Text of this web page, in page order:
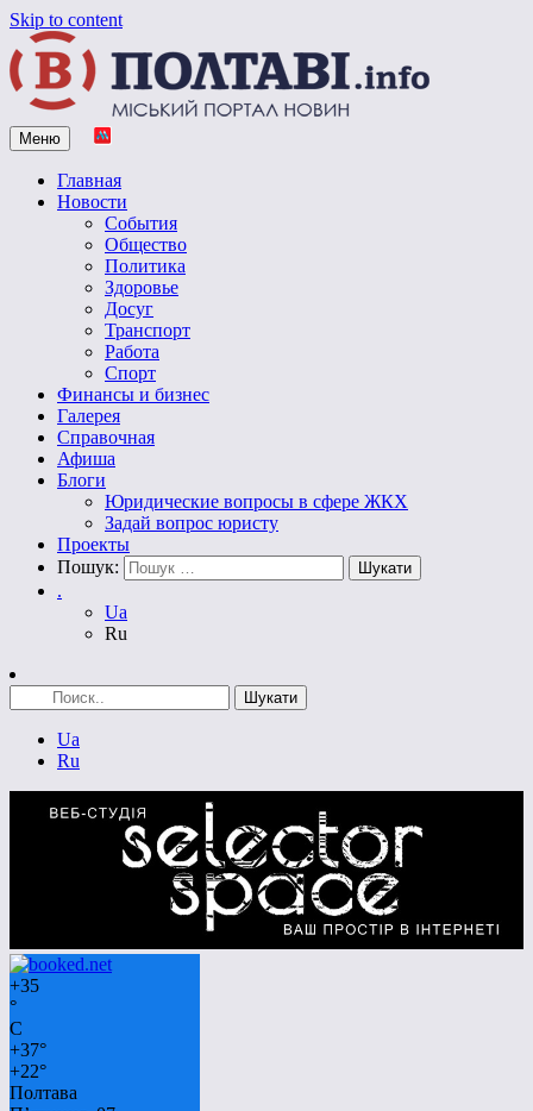
Skip to content
Vpoltave.info
Полтавский портал новостей
Меню
Главная
Новости
События
Общество
Политика
Здоровье
Досуг
Транспорт
Работа
Спорт
Финансы и бизнес
Галерея
Справочная
Афиша
Блоги
Юридические вопросы в сфере ЖКХ
Задай вопрос юристу
Проекты
Пошук:
.
Ua
Ru
Ua
Ru
+35
°
C
+37°
+22°
Полтава